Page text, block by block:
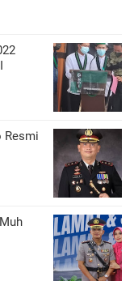
Resmi